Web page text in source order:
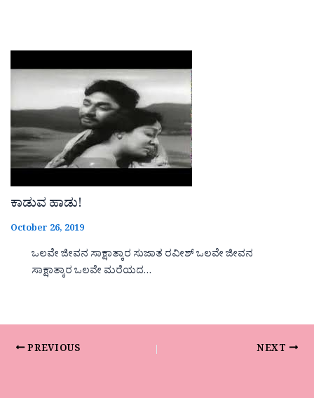
ಕಾಡುವ ಹಾಡು!
October 26, 2019
ಒಲವೇ ಜೀವನ ಸಾಕ್ಷಾತ್ಕಾರ ಸುಜಾತ ರವೀಶ್ ಒಲವೇ ಜೀವನ
ಸಾಕ್ಷಾತ್ಕಾರ ಒಲವೇ ಮರೆಯದ…
PREVIOUS NEXT